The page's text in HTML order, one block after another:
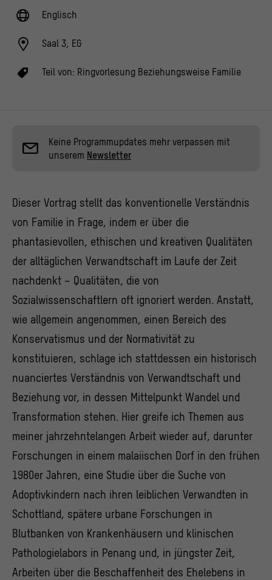
Englisch
Saal 3, EG
Teil von: Ringvorlesung Beziehungsweise Familie
Keine Programmupdates mehr verpassen mit
unserem Newsletter
Dieser Vortrag stellt das konventionelle Verständnis
von Familie in Frage, indem er über die
phantasievollen, ethischen und kreativen Qualitäten
der alltäglichen Verwandtschaft im Laufe der Zeit
nachdenkt – Qualitäten, die von
Sozialwissenschaftlern oft ignoriert werden. Anstatt,
wie allgemein angenommen, einen Bereich des
Konservatismus und der Normativität zu
konstituieren, schlage ich stattdessen ein historisch
nuanciertes Verständnis von Verwandtschaft und
Beziehung vor, in dessen Mittelpunkt Wandel und
Transformation stehen. Hier greife ich Themen aus
meiner jahrzehntelangen Arbeit wieder auf, darunter
Forschungen in einem malaiischen Dorf in den frühen
1980er Jahren, eine Studie über die Suche von
Adoptivkindern nach ihren leiblichen Verwandten in
Schottland, spätere urbane Forschungen in
Blutbanken von Krankenhäusern und klinischen
Pathologielabors in Penang und, in jüngster Zeit,
Arbeiten über die Beschaffenheit des Ehelebens in